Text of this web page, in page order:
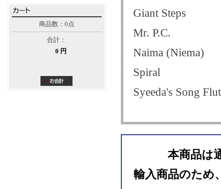
商品数：0点
合計：
0 円
Giant Steps
Mr. P.C.
Naima (Niema)
Spiral
Syeeda's Song
本商品は
輸入商品のため